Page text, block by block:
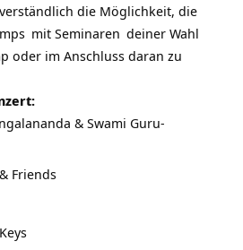
die Möglichkeit, die
mit Seminaren deiner Wahl
oder im Anschluss daran zu
& Swami Guru-
& Friends